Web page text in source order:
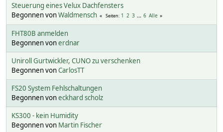
Steuerung eines Velux Dachfensters
Begonnen vonWaldmensch Seiten 1 2 3 ... 6 Alle
FHT80B anmelden
Begonnen vonerdnar
Uniroll Gurtwickler, CUNO zu verschenken
Begonnen vonCarlosTT
FS20 System Fehlschaltungen
Begonnen voneckhard scholz
KS300 - kein Humidity
Begonnen von Martin Fischer